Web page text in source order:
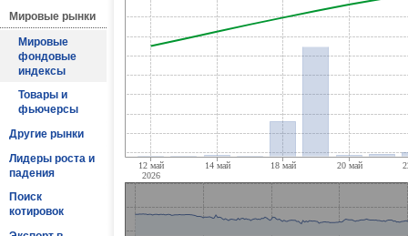
Мировые рынки
Мировые
фондовые
индексы
Товары и
фьючерсы
Другие рынки
Лидеры роста и
падения
Поиск
котировок